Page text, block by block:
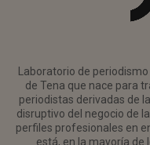
Laboratorio de
de Tena que nace para
periodistas derivadas de
disruptivo del negocio de
perfiles profesionales en
está, en la mayoría de